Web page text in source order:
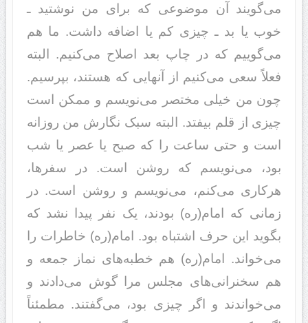
می‌گویند‌‌ آن موضوعی که برای من نوشتید‌‌ ـ
خوب یا بد‌‌ ـ چیزی کم یا اضافه د‌‌اشت. ما هم
می‌گوییم که د‌‌ر چاپ بعد‌‌ اصلاح می‌کنیم. البته
فعلاً سعی می‌کنیم از آنهایی که هستند‌‌، بپرسیم.
چون من خیلی مختصر می‌نویسم و ممکن است
چیزی از قلم بیفتد‌‌. البته سبک نگارش من روزانه
است و حتی ساعت را که صبح یا عصر یا شب
بود‌‌، می‌نویسم که روشن است. د‌‌ر سفرها،
هرکاری می‌کنم، می‌نویسم و روشن است. د‌‌ر
زمانی که امام(ره) بود‌‌ند‌‌، یک نفر پید‌‌ا نشد‌‌ که
بگوید‌‌ این حرف اشتباه بود‌‌. امام(ره) خاطرات را
می‌خواند‌‌. امام(ره) هم خطبه‌های نماز جمعه و
هم سخنرانی‌های مجلس مرا گوش می‌د‌‌اد‌‌ند‌‌ و
می‌خواند‌‌ند‌‌ و اگر چیزی بود‌‌، می‌گفتند‌‌. مطمئناً